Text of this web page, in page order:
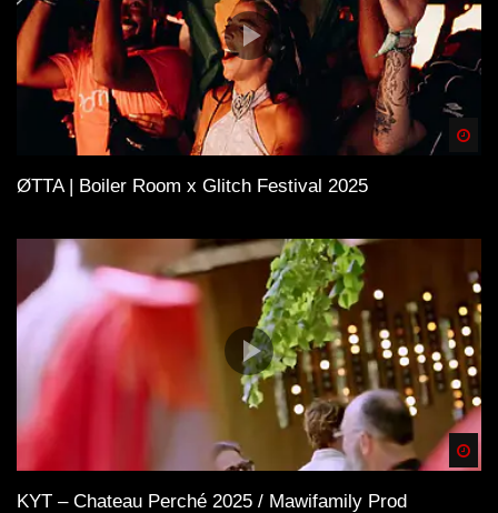
ØTTA | Boiler Room x Glitch Festival 2025
KYT – Chateau Perché 2025 / Mawifamily Prod